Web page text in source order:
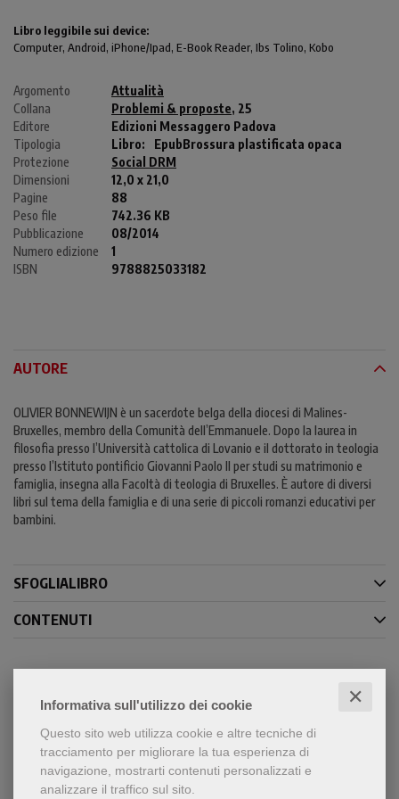
Informativa sull'utilizzo dei cookie ✕
Questo sito web utilizza cookie e altre tecniche di
tracciamento per migliorare la tua esperienza di
navigazione, mostrarti contenuti personalizzati e
analizzare il traffico sul sito.
Libro leggibile sui device:
Computer, Android, iPhone/Ipad, E-Book Reader, Ibs Tolino, Kobo
Argomento
Attualità
Collana
Problemi & proposte, 25
Editore
Edizioni Messaggero Padova
Tipologia
Libro: EpubBrossura plastificata opaca
Protezione
Social DRM
Dimensioni
12,0 x 21,0
Pagine
88
Peso file
742.36 KB
Pubblicazione
08/2014
Numero edizione
1
ISBN
9788825033182
AUTORE
OLIVIER BONNEWIJN è un sacerdote belga della diocesi di Malines-
Bruxelles, membro della Comunità dell’Emmanuele. Dopo la laurea in
filosofia presso l’Università cattolica di Lovanio e il dottorato in teologia
presso l’Istituto pontificio Giovanni Paolo II per studi su matrimonio e
famiglia, insegna alla Facoltà di teologia di Bruxelles. È autore di diversi
libri sul tema della famiglia e di una serie di piccoli romanzi educativi per
bambini.
SFOGLIALIBRO
CONTENUTI
Condividi